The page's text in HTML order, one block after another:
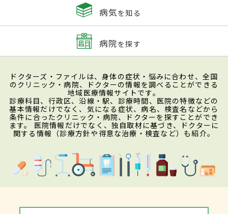
病気を知る
病院を探す
ドクターズ・ファイルは、身体の症状・悩みに合わせ、全国
のクリニック・病院、ドクターの情報を調べることができる
地域医療情報サイトです。
診療科目、行政区、沿線・駅、診療時間、医院の特徴などの
基本情報だけでなく、気になる症状、病名、検査名などから
条件に合ったクリニック・病院、ドクターを探すことができ
ます。 医院情報だけでなく、独自取材に基づき、ドクターに
関する情報（診療方針や得意な治療・検査など）も紹介。